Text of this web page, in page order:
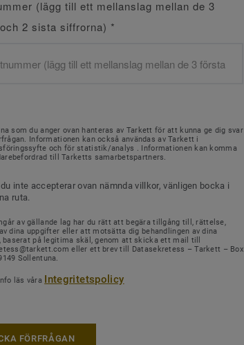
(lägg till ett mellanslag mellan de 3
2 sista siffrorna) *
som du anger ovan hanteras av Tarkett för att kunna ge dig svar
Informationen kan också användas av Tarkett i
och för statistik/analys . Informationen kan komma
till Tarketts samarbetspartners.
du inte accepterar ovan nämnda villkor, vänligen bocka i
ruta.
av gällande lag har du rätt att begära tillgång till, rättelse,
dina uppgifter eller att motsätta dig behandlingen av dina
baserat på legitima skäl, genom att skicka ett mail till
eller ett brev till Datasekretess – Tarkett – Box
Sollentuna.
läs våra Integritetspolicy
FÖRFRÅGAN